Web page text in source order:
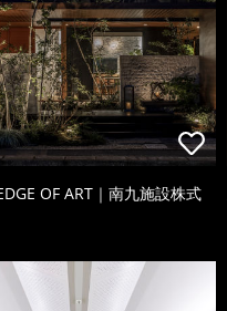
OF ART｜南九施設株式